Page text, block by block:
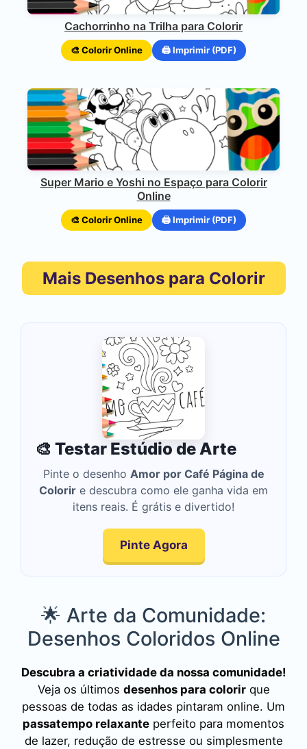
Cachorrinho na Trilha para Colorir
🎨 Colorir Online 🖨️ Imprimir (PDF)
Super Mario e Yoshi no Espaço para Colorir
Online
🎨 Colorir Online 🖨️ Imprimir (PDF)
Mais Desenhos para Colorir
🎨 Testar Estúdio de Arte
Pinte o desenho Amor por Café Página de
Colorir e descubra como ele ganha vida em
itens reais. É grátis e divertido!
Pinte Agora
🌟 Arte da Comunidade:
Desenhos Coloridos Online
Descubra a criatividade da nossa comunidade!
Veja os últimos desenhos para colorirque
pessoas de todas as idades pintaram online. Um
passatempo relaxante perfeito para momentos
de lazer, redução de estresse ou simplesmente